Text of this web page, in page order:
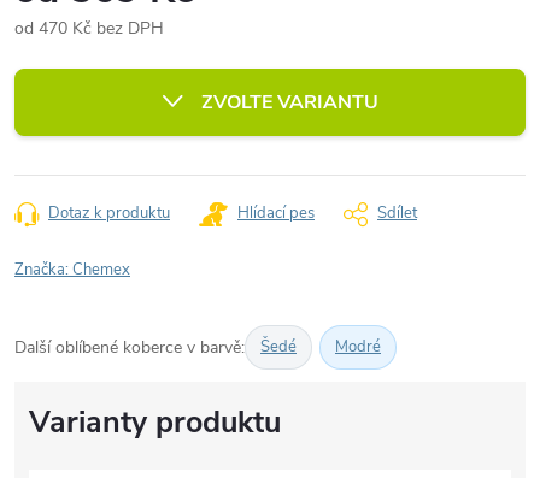
od 470 Kč bez DPH
cena:
ZVOLTE VARIANTU
Dotaz k produktu Hlídací pes Sdílet
Značka:Chemex
Další oblíbené koberce v barvě: Šedé Modré